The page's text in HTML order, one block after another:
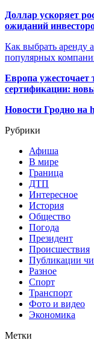
Доллар ускоряет
ожиданий
Как выбрать аренду
популярных
Европа ужесточает
сертификации:
Новости Гродно на
Рубрики
Афиша
В мире
Граница
ДТП
Интересное
История
Общество
Погода
Президент
Происшествия
Публикации
Разное
Спорт
Транспорт
Фото и видео
Экономика
Метки